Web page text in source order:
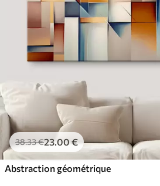
38.33€23.00€
Abstraction géométrique